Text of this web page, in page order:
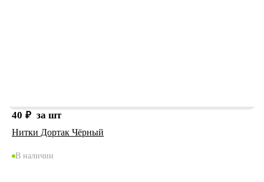
40 ₽ за шт
Нитки Дортак Чёрный
В наличии